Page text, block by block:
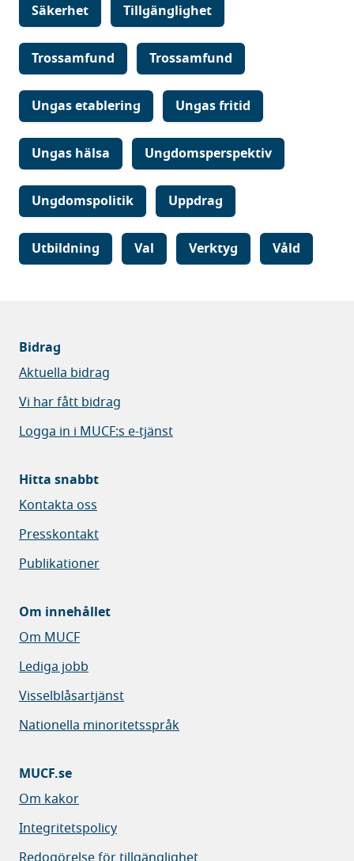
Säkerhet Tillgänglighet
Trossamfund Trossamfund
Ungas etablering Ungas fritid
Ungas hälsa Ungdomsperspektiv
Ungdomspolitik Uppdrag
Utbildning Val Verktyg Våld
Bidrag
Aktuella bidrag
Vi har fått bidrag
Logga in i MUCF:s e-tjänst
Hitta snabbt
Kontakta oss
Presskontakt
Publikationer
Om innehållet
Om MUCF
Lediga jobb
Visselblåsartjänst
Nationella minoritetsspråk
MUCF.se
Om kakor
Integritetspolicy